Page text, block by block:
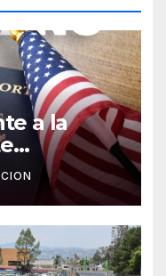
a la